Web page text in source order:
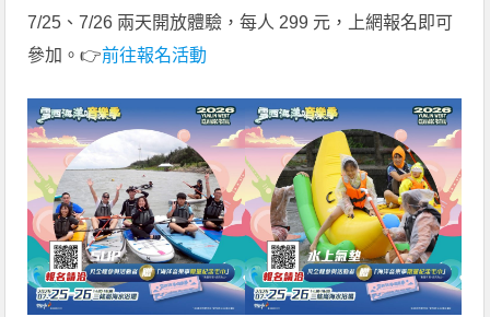
7/25、7/26 兩天開放體驗，每人 299 元，上網報名即可
參加。👉前往報名活動